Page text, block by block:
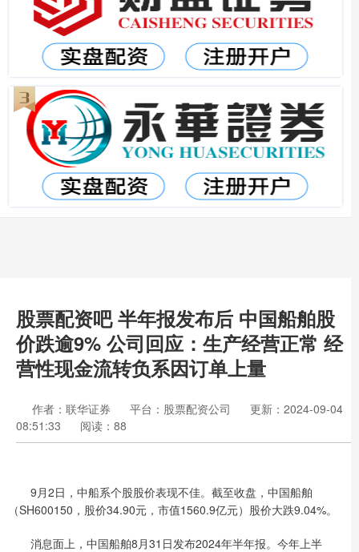
股票配资吧 半年报发布后 中国船舶股
价跌逾9% 公司回应：生产经营正常 经
营性现金流转负系因订单上量
作者：联华证券 平台：股票配资公司
更新：2024-09-04
08:51:33
阅读：88
9月2日，中船系个股股价表现不佳。截至收盘，中国船舶
（SH600150，股价34.90元，市值1560.9亿元）股价大跌9.04%。
消息面上，中国船舶8月31日发布2024年半年报。今年上半